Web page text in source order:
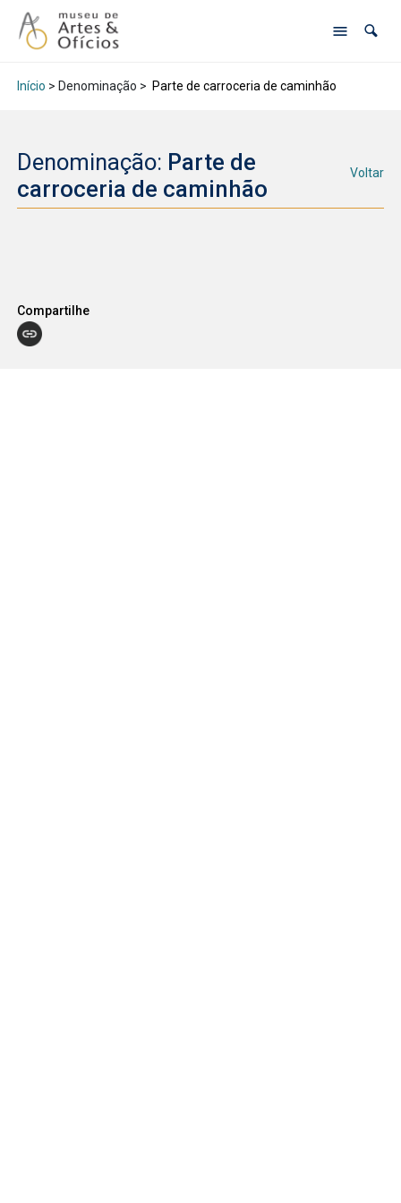
Início > Denominação > Parte de carroceria de caminhão
Denominação: Parte de
carroceria de caminhão
Voltar
Compartilhe